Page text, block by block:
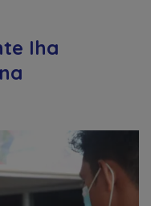
Iha